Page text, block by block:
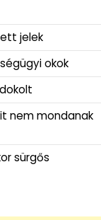
jelek
okok
nem mondanak
sürgős